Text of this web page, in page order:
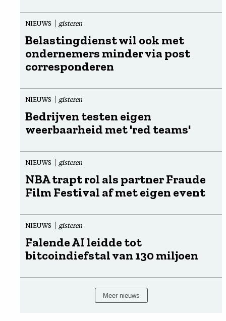
NIEUWS gisteren
Belastingdienst wil ook met
ondernemers minder via post
corresponderen
NIEUWS gisteren
Bedrijven testen eigen
weerbaarheid met 'red teams'
NIEUWS gisteren
NBA trapt rol als partner Fraude
Film Festival af met eigen event
NIEUWS gisteren
Falende AI leidde tot
bitcoindiefstal van 130 miljoen
Meer nieuws